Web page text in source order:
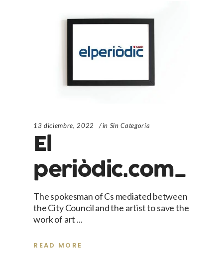
13 diciembre, 2022 in Sin Categoría
El
periòdic.com_
The spokesman of Cs mediated between
the City Council and the artist to save the
work of art
READ MORE